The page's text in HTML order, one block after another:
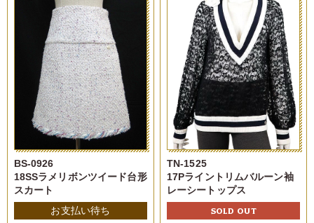
BS-0926
18SSラメリボンツイード台形
スカート
お支払い待ち
TN-1525
17Pライントリムバルーン袖
レーシートップス
SOLD OUT